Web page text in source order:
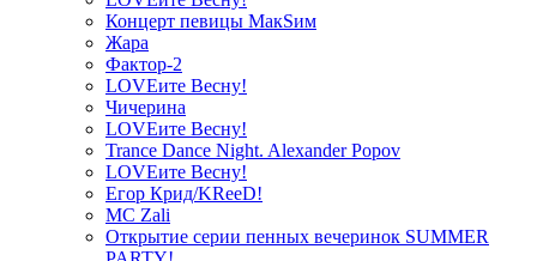
Концерт певицы МакSим
Жара
Фактор-2
LOVEите Весну!
Чичерина
LOVEите Весну!
Trance Dance Night. Alexander Popov
LOVEите Весну!
Егор Крид/KReeD!
MC Zali
Открытие серии пенных вечеринок SUMMER